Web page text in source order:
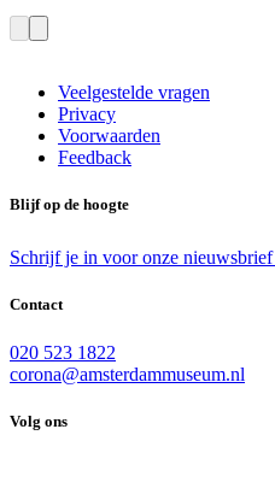
Veelgestelde vragen
Privacy
Voorwaarden
Feedback
Blijf op de hoogte
Schrijf je in voor onze nieuwsbrief
Contact
020 523 1822
corona@amsterdammuseum.nl
Volg ons